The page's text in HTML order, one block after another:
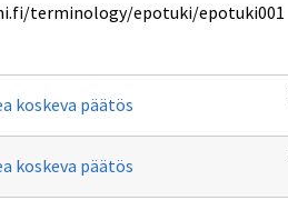
terminology/epotuki/epotuki001
koskeva päätös
koskeva päätös